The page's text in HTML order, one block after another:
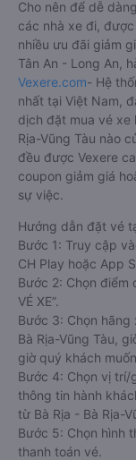
Cho nên để dễ
các nhà xe đi,
nhiều ưu đãi giảm
Tân An - Long An,
Vexere.com- Hệ
nhất tại Việt Nam,
dịch đặt mua vé xe
Rịa-Vũng Tàu nào
đều được Vexere
coupon giảm giá
sự việc.
Hướng dẫn đặt vé
Bước 1: Truy cập
CH Play hoặc App
Bước 2: Chọn điểm
VÉ XE”.
Bước 3: Chọn hãng
Bà Rịa-Vũng Tàu,
giờ quý khách
Bước 4: Chọn vị trí/
thông tin hành
từ Bà Rịa - Bà Rịa-
Bước 5: Chọn hình
thanh toán vé.